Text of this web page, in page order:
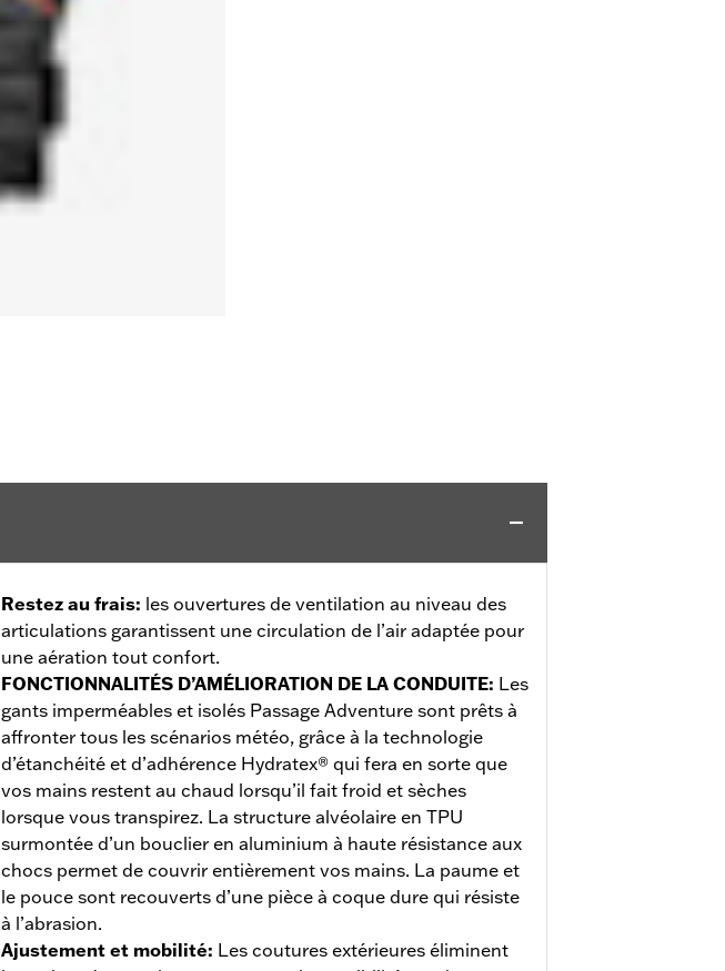
Restez au frais: les ouvertures de ventilation au niveau des
articulations garantissent une circulation de l’air adaptée pour
une aération tout confort.
FONCTIONNALITÉS D’AMÉLIORATION DE LA CONDUITE: Les
gants imperméables et isolés Passage Adventure sont prêts à
affronter tous les scénarios météo, grâce à la technologie
d’étanchéité et d’adhérence Hydratex® qui fera en sorte que
vos mains restent au chaud lorsqu’il fait froid et sèches
lorsque vous transpirez. La structure alvéolaire en TPU
surmontée d’un bouclier en aluminium à haute résistance aux
chocs permet de couvrir entièrement vos mains. La paume et
le pouce sont recouverts d’une pièce à coque dure qui résiste
à l’abrasion.
Ajustement et mobilité: Les coutures extérieures éliminent